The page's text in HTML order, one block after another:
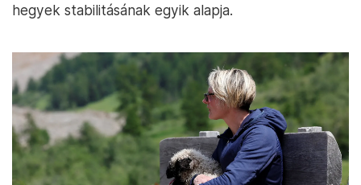
hegyek stabilitásának egyik alapja.